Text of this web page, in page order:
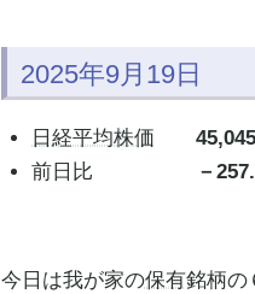
2025年9月19日
日経平均株価
前日比
－
今日は我が家の保有銘柄の